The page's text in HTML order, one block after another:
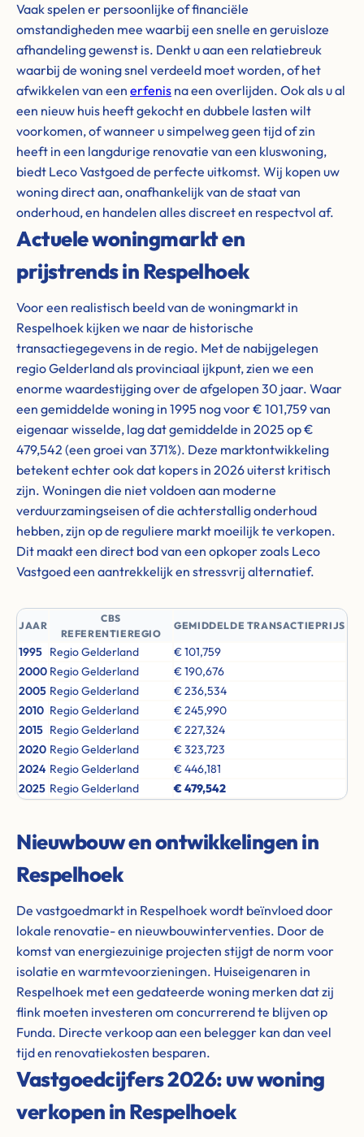
Vaak spelen er persoonlijke of financiële
omstandigheden mee waarbij een snelle en geruisloze
afhandeling gewenst is. Denkt u aan een relatiebreuk
waarbij de woning snel verdeeld moet worden, of het
afwikkelen van een erfenis na een overlijden. Ook als u al
een nieuw huis heeft gekocht en dubbele lasten wilt
voorkomen, of wanneer u simpelweg geen tijd of zin
heeft in een langdurige renovatie van een kluswoning,
biedt Leco Vastgoed de perfecte uitkomst. Wij kopen uw
woning direct aan, onafhankelijk van de staat van
onderhoud, en handelen alles discreet en respectvol af.
Actuele woningmarkt en
prijstrends in Respelhoek
Voor een realistisch beeld van de woningmarkt in
Respelhoek kijken we naar de historische
transactiegegevens in de regio. Met de nabijgelegen
regio Gelderland als provinciaal ijkpunt, zien we een
enorme waardestijging over de afgelopen 30 jaar. Waar
een gemiddelde woning in 1995 nog voor € 101,759 van
eigenaar wisselde, lag dat gemiddelde in 2025 op €
479,542 (een groei van 371%). Deze marktontwikkeling
betekent echter ook dat kopers in 2026 uiterst kritisch
zijn. Woningen die niet voldoen aan moderne
verduurzamingseisen of die achterstallig onderhoud
hebben, zijn op de reguliere markt moeilijk te verkopen.
Dit maakt een direct bod van een opkoper zoals Leco
Vastgoed een aantrekkelijk en stressvrij alternatief.
JAAR
CBS
REFERENTIEREGIO
GEMIDDELDE TRANSACTIEPRIJS
1995 Regio Gelderland
€ 101,759
2000 Regio Gelderland
€ 190,676
2005 Regio Gelderland
€ 236,534
2010 Regio Gelderland
€ 245,990
2015 Regio Gelderland
€ 227,324
2020 Regio Gelderland
€ 323,723
2024 Regio Gelderland
€ 446,181
2025 Regio Gelderland € 479,542
Nieuwbouw en ontwikkelingen in
Respelhoek
De vastgoedmarkt in Respelhoek wordt beïnvloed door
lokale renovatie- en nieuwbouwinterventies. Door de
komst van energiezuinige projecten stijgt de norm voor
isolatie en warmtevoorzieningen. Huiseigenaren in
Respelhoek met een gedateerde woning merken dat zij
flink moeten investeren om concurrerend te blijven op
Funda. Directe verkoop aan een belegger kan dan veel
tijd en renovatiekosten besparen.
Vastgoedcijfers 2026: uw woning
verkopen in Respelhoek